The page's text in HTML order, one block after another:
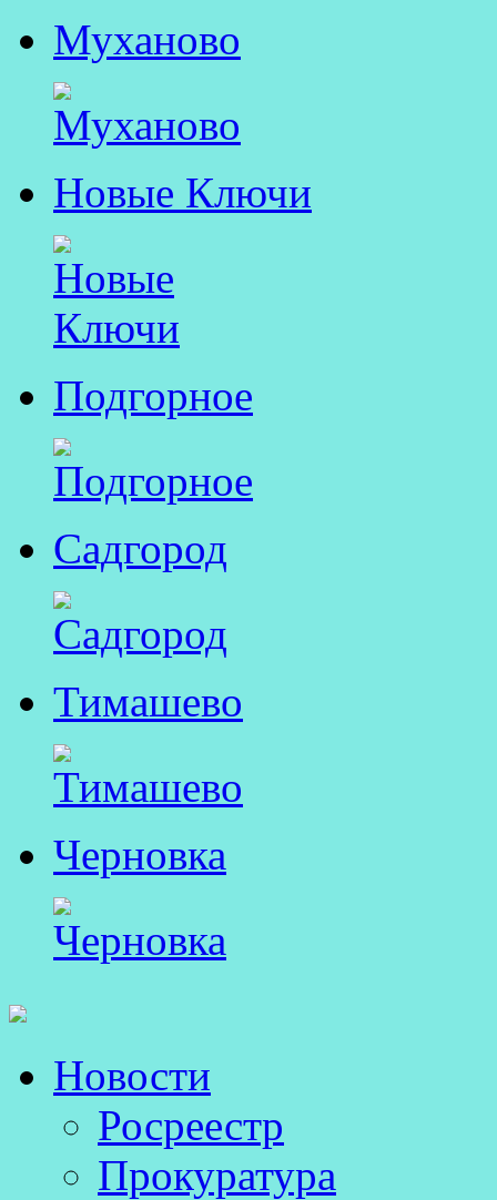
Муханово
Новые Ключи
Подгорное
Садгород
Тимашево
Черновка
Перейти
содержимому
Новости
Росреестр
Прокуратура